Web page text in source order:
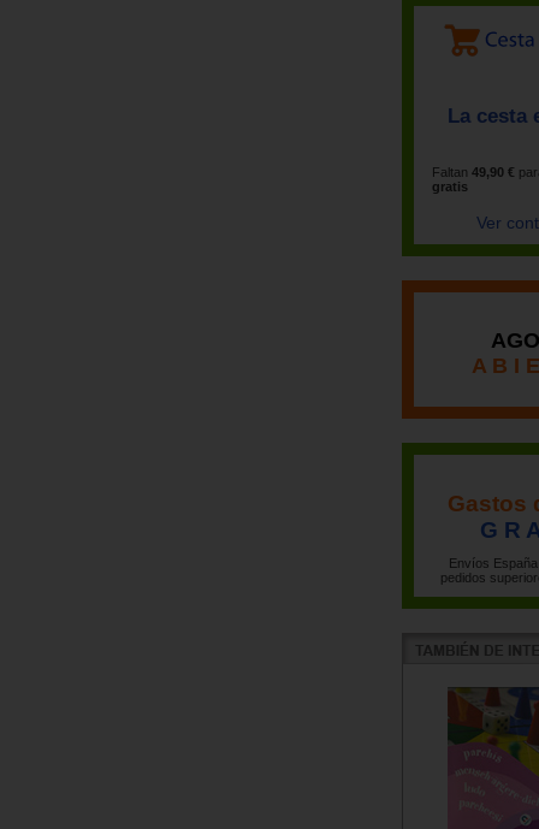
La cesta
Faltan 49,90 €
gratis
Ver
A B I
Gastos
G R
Envíos
pedidos